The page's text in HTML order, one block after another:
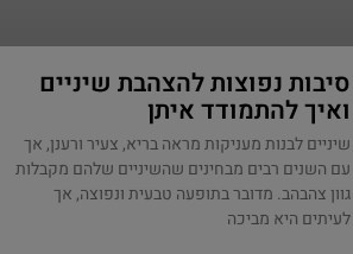
סיבות נפוצות להצהבת שיניים
ואיך להתמודד איתן
שיניים לבנות מעניקות מראה בריא, צעיר ורענן, אך
עם השנים רבים מבחינים שהשיניים שלהם מקבלות
גוון צהבהב. מדובר בתופעה טבעית ונפוצה, אך
לעיתים היא מביכה